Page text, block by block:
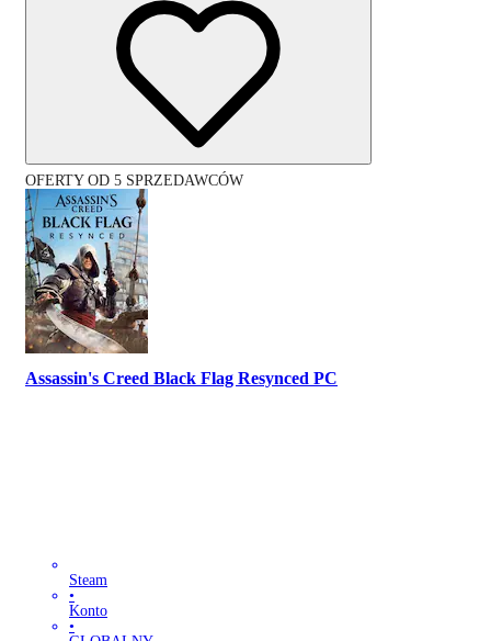
OFERTY OD 5 SPRZEDAWCÓW
Assassin's Creed Black Flag Resynced PC
Steam
•
Konto
•